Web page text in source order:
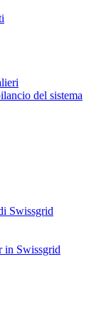
del sistema
Swissgrid
in Swissgrid